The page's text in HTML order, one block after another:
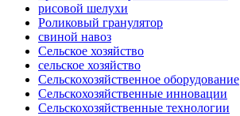
рисовой шелухи
Роликовый гранулятор
свиной навоз
Сельское хозяйство
сельское хозяйство
Сельскохозяйственное оборудование
Сельскохозяйственные инновации
Сельскохозяйственные технологии